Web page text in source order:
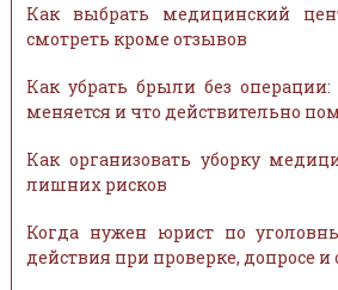
Как выбрать медицинский
смотреть кроме отзывов
Как убрать брыли без
меняется и что действительно
Как организовать уборку
лишних рисков
Когда нужен юрист по
действия при проверке, допросе